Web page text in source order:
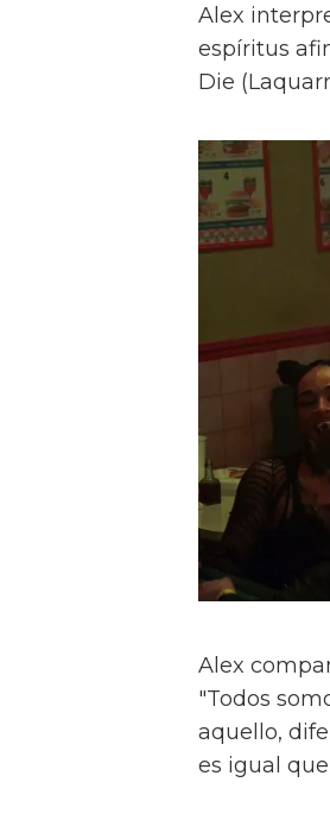
Alex
espíritus
Die
Alex
"Todos
aquello,
es igual